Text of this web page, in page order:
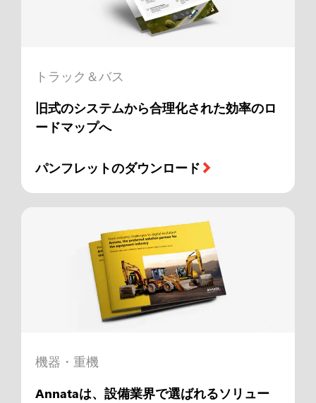
トラック＆バス
旧式のシステムから合理化された効率のロ
ードマップへ
パンフレットのダウンロード
機器・重機
Annataは、設備業界で選ばれるソリュー